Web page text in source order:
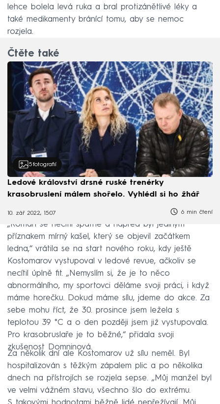
lehce bolela levá ruka a bral protizánětlivé léky a
také medikamenty bránící tomu, aby se nemoc
rozjela.
Čtěte také
5 fotografií
Ledové království drsné ruské trenérky
krasobruslení málem shořelo. Vyhlédl si ho žhář
10. zář 2022, 15:07 6 min čtení
„Roman se necítil špatně a napřed byl jediným
příznakem mírný kašel, který se objevil začátkem
ledna,“ vrátila se na start nového roku, kdy ještě
Kostomarov vystupoval v ledové revue, ačkoliv se
necítil úplně fit. „Nemyslím si, že je to něco
abnormálního, my sportovci děláme svoji práci, i když
máme horečku. Dokud máme sílu, jdeme do akce. Za
sebe mohu říct, že 30. prosince jsem ležela s
teplotou 39 °C a o den později jsem již vystupovala.
Pro krasobruslaře je to běžné,“ přidala svoji
zkušenost Domninová.
Za několik dní ale Kostomarov už sílu neměl. Byl
hospitalizován s těžkým zápalem plic a po několika
dnech na přístrojích se rozjela sepse. „Můj manžel byl
ve velmi vážném stavu, všechno šlo do extrému.